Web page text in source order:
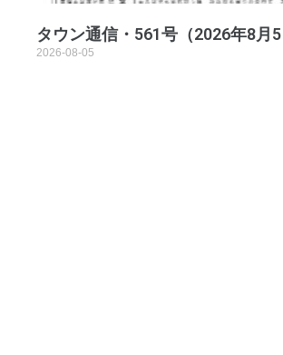
タウン通信・561号（2026年8月5
2026-08-05